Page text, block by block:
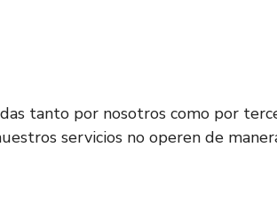
tanto por nosotros como por
servicios no operen de